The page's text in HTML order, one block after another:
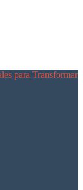
para Transformar